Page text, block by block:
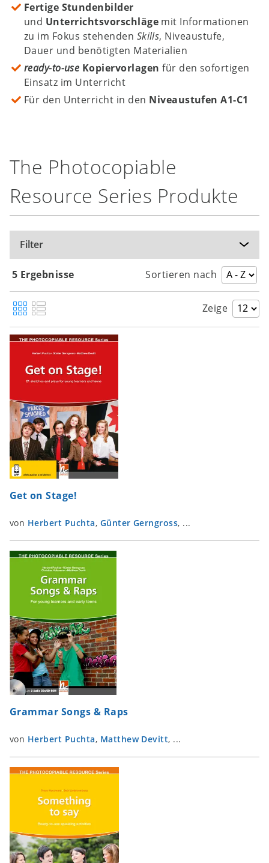
Fertige Stundenbilder
und Unterrichtsvorschläge mit Informationen
zu im Fokus stehenden Skills, Niveaustufe,
Dauer und benötigten Materialien
ready-to-use Kopiervorlagenfür den sofortigen
Einsatz im Unterricht
Für den Unterricht in den Niveaustufen A1-C1
The Photocopiable
Resource Series Produkte
Filter
5 Ergebnisse Sortieren nach
Zeige
Get on Stage!
von Herbert Puchta, Günter Gerngross, ...
Grammar Songs & Raps
von Herbert Puchta, Matthew Devitt, ...